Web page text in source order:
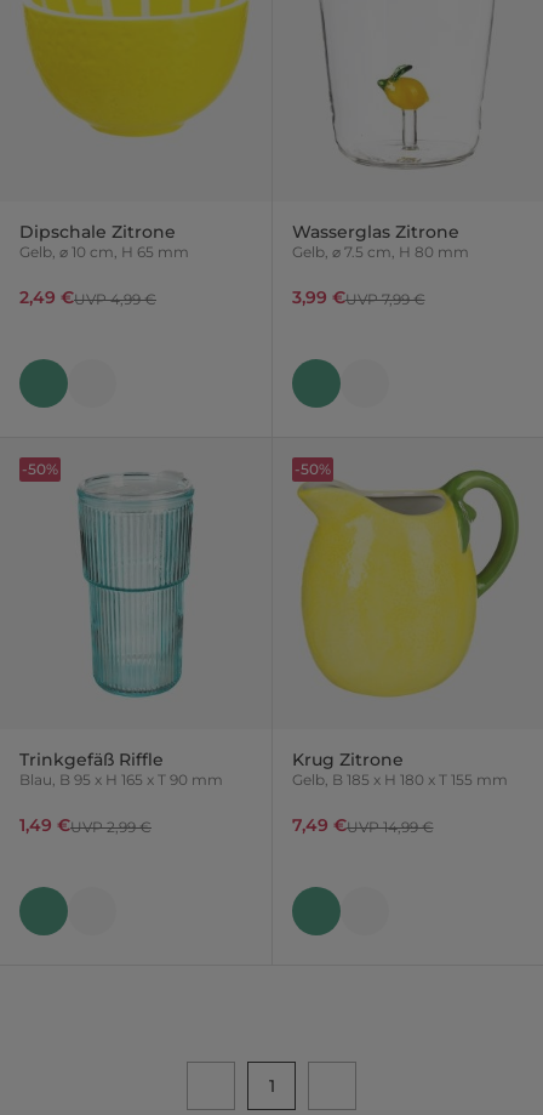
Dipschale Zitrone
Gelb, ⌀ 10 cm, H 65 mm
2,49 €UVP 4,99 €
Wasserglas Zitrone
Gelb, ⌀ 7.5 cm, H 80 mm
3,99 €UVP 7,99 €
Trinkgefäß Riffle
Blau, B 95 x H 165 x T 90 mm
1,49 €UVP 2,99 €
-50%
Krug Zitrone
Gelb, B 185 x H 180 x T 155 mm
7,49 €UVP 14,99 €
-50%
1